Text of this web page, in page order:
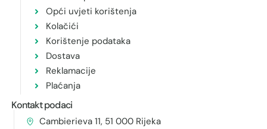
Opći uvjeti korištenja
Kolačići
Korištenje podataka
Dostava
Reklamacije
Plaćanja
Kontakt podaci
Cambierieva 11, 51 000 Rijeka